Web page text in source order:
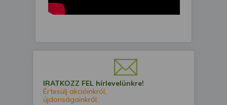
IRATKOZZ FEL hírlevelünkre!
Értesülj akcióinkról,
újdonságainkról.